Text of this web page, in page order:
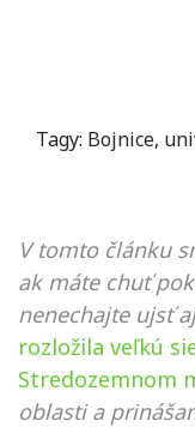
Tagy: Bojnice,
V tomto článku
ak máte chuť
nenechajte ujsť
rozložila veľkú
Stredozemnom
oblasti a